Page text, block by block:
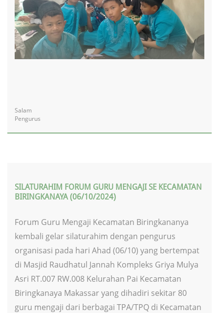
Salam
Pengurus
SILATURAHIM FORUM GURU MENGAJI SE KECAMATAN
BIRINGKANAYA (06/10/2024)
Forum Guru Mengaji Kecamatan Biringkananya
kembali gelar silaturahim dengan pengurus
organisasi pada hari Ahad (06/10) yang bertempat
di Masjid Raudhatul Jannah Kompleks Griya Mulya
Asri RT.007 RW.008 Kelurahan Pai Kecamatan
Biringkanaya Makassar yang dihadiri sekitar 80
guru mengaji dari berbagai TPA/TPQ di Kecamatan